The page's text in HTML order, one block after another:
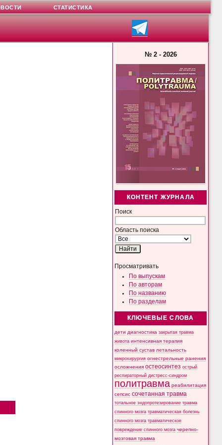
№ 2 - 2026
КОНТЕНТ ЖУРНАЛА
Поиск
Область поиска
Просматривать
По выпускам
По авторам
По названию
По разделам
КЛЮЧЕВЫЕ СЛОВА
дети диагностика закрытая травма
живота интенсивная терапия
коленный сустав летальность
микрохирургия огнестрельные ранения
осложнения остеосинтез острый
респираторный дистресс-синдром
политравма реабилитация
сепсис сочетанная травма
тотальное эндопротезирование травма
спинного мозга травматическая болезнь
спинного мозга травматическое
повреждение спинного мозга черепно-
мозговая травма
СТАТИСТИКА